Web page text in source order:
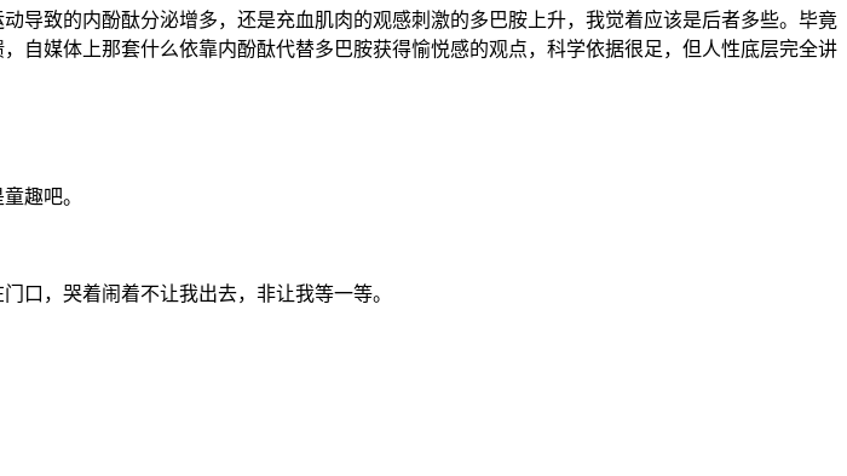
导致的内酚酞分泌增多，还是充血肌肉的观感刺激的多巴胺上升，我觉着应该是后者多些。毕竟
自媒体上那套什么依靠内酚酞代替多巴胺获得愉悦感的观点，科学依据很足，但人性底层完全讲
趣吧。
口，哭着闹着不让我出去，非让我等一等。